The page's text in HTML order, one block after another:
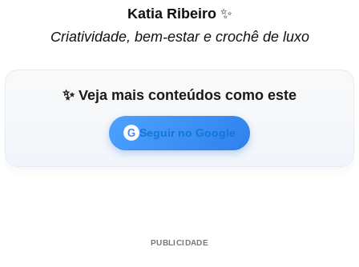
Katia Ribeiro✨
Criatividade, bem-estar e crochê de luxo
✨ Veja mais conteúdos como este
G Seguir no Google
PUBLICIDADE